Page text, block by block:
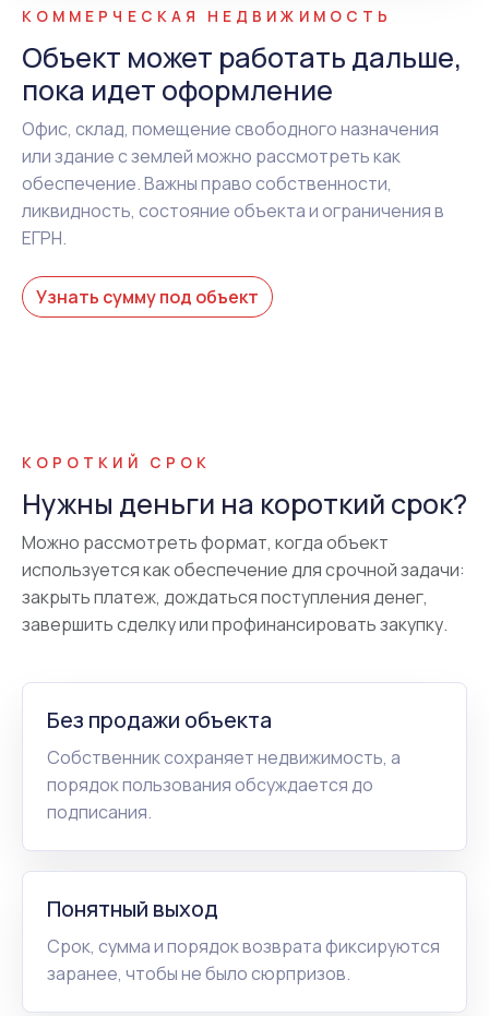
КОММЕРЧЕСКАЯ НЕДВИЖИМОСТЬ
Объект может работать дальше,
пока идет оформление
Офис, склад, помещение свободного назначения
или здание с землей можно рассмотреть как
обеспечение. Важны право собственности,
ликвидность, состояние объекта и ограничения в
ЕГРН.
Узнать сумму под объект
КОРОТКИЙ СРОК
Нужны деньги на короткий срок?
Можно рассмотреть формат, когда объект
используется как обеспечение для срочной задачи:
закрыть платеж, дождаться поступления денег,
завершить сделку или профинансировать закупку.
Без продажи объекта
Собственник сохраняет недвижимость, а
порядок пользования обсуждается до
подписания.
Понятный выход
Срок, сумма и порядок возврата фиксируются
заранее, чтобы не было сюрпризов.